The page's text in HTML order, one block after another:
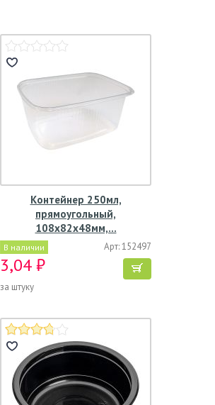
Контейнер 250мл,
прямоугольный,
108х82х48мм,…
В наличии Арт: 152497
3,04 ₽
за штуку